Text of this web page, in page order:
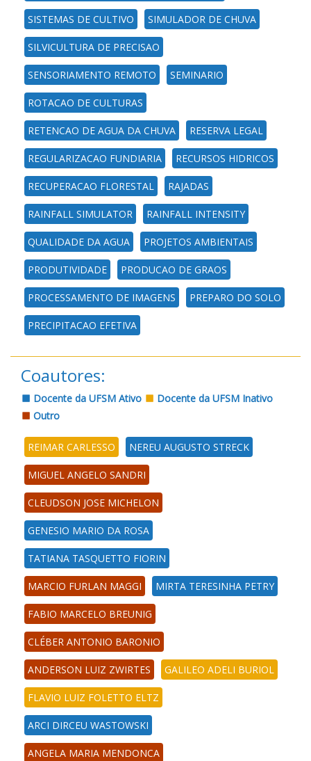
SISTEMAS DE CULTIVO SIMULADOR DE CHUVA
SILVICULTURA DE PRECISAO
SENSORIAMENTO REMOTO SEMINARIO
ROTACAO DE CULTURAS
RETENCAO DE AGUA DA CHUVA RESERVA LEGAL
REGULARIZACAO FUNDIARIA RECURSOS HIDRICOS
RECUPERACAO FLORESTAL RAJADAS
RAINFALL SIMULATOR RAINFALL INTENSITY
QUALIDADE DA AGUA PROJETOS AMBIENTAIS
PRODUTIVIDADE PRODUCAO DE GRAOS
PROCESSAMENTO DE IMAGENS PREPARO DO SOLO
PRECIPITACAO EFETIVA
Coautores:
Docente da UFSM Ativo
Docente da UFSM Inativo
Outro
REIMAR CARLESSO NEREU AUGUSTO STRECK
MIGUEL ANGELO SANDRI
CLEUDSON JOSE MICHELON
GENESIO MARIO DA ROSA
TATIANA TASQUETTO FIORIN
MARCIO FURLAN MAGGI MIRTA TERESINHA PETRY
FABIO MARCELO BREUNIG
CLÉBER ANTONIO BARONIO
ANDERSON LUIZ ZWIRTES GALILEO ADELI BURIOL
FLAVIO LUIZ FOLETTO ELTZ
ARCI DIRCEU WASTOWSKI
ANGELA MARIA MENDONCA